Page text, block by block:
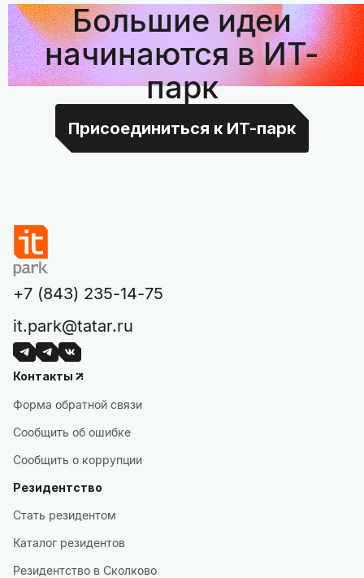
Большие идеи
начинаются в ИТ-
парк
Присоединиться к ИТ-парк
+7 (843) 235-14-75
it.park@tatar.ru
Контакты
Форма обратной связи
Сообщить об ошибке
Сообщить о коррупции
Резидентство
Стать резидентом
Каталог резидентов
Резидентство в Сколково